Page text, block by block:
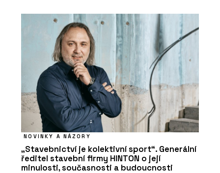
NOVINKY A NÁZORY
„Stavebnictví je kolektivní sport“. Generální
ředitel stavební firmy HINTON o její
minulosti, současnosti a budoucnosti